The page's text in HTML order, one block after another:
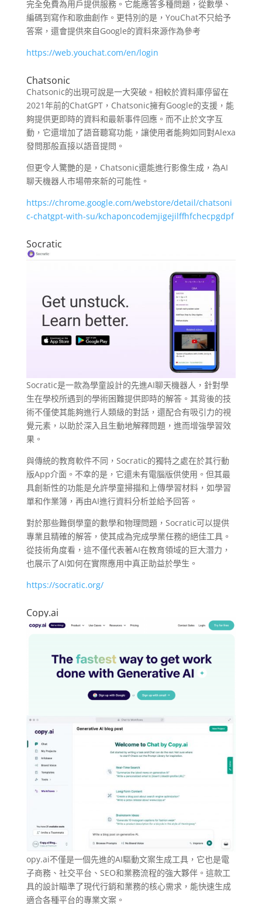
完全免費為用戶提供服務。它能應答多種問題，從數學、
編碼到寫作和歌曲創作。更特別的是，YouChat不只給予
答案，還會提供來自Google的資料來源作為參考
https://web.youchat.com/en/login
Chatsonic
Chatsonic的出現可說是一大突破。相較於資料庫停留在
2021年前的ChatGPT，Chatsonic擁有Google的支援，能
夠提供更即時的資料和最新事件回應。而不止於文字互
動，它還增加了語音聽寫功能，讓使用者能夠如同對Alexa
發問那般直接以語音提問。
但更令人驚艷的是，Chatsonic還能進行影像生成，為AI
聊天機器人市場帶來新的可能性。
https://chrome.google.com/webstore/detail/chatsoni
c-chatgpt-with-su/kchaponcodemjigejilffhfchecpgdpf
Socratic
Socratic是一款為學童設計的先進AI聊天機器人，針對學
生在學校所遇到的學術困難提供即時的解答。其背後的技
術不僅使其能夠進行人類級的對話，還配合有吸引力的視
覺元素，以助於深入且生動地解釋問題，進而增強學習效
果。
與傳統的教育軟件不同，Socratic的獨特之處在於其行動
版App介面。不幸的是，它還未有電腦版供使用。但其最
具創新性的功能是允許學童掃描和上傳學習材料，如學習
單和作業簿，再由AI進行資料分析並給予回答。
對於那些難倒學童的數學和物理問題，Socratic可以提供
專業且精確的解答，使其成為完成學業任務的絕佳工具。
從技術角度看，這不僅代表著AI在教育領域的巨大潛力，
也展示了AI如何在實際應用中真正助益於學生。
https://socratic.org/
Copy.ai
opy.ai不僅是一個先進的AI驅動文案生成工具，它也是電
子商務、社交平台、SEO和業務流程的強大夥伴。這款工
具的設計瞄準了現代行銷和業務的核心需求，能快速生成
適合各種平台的專業文案。